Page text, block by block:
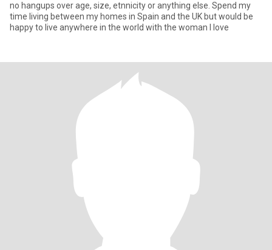
no hangups over age, size, etnnicity or anything else. Spend my
time living between my homes in Spain and the UK but would be
happy to live anywhere in the world with the woman I love